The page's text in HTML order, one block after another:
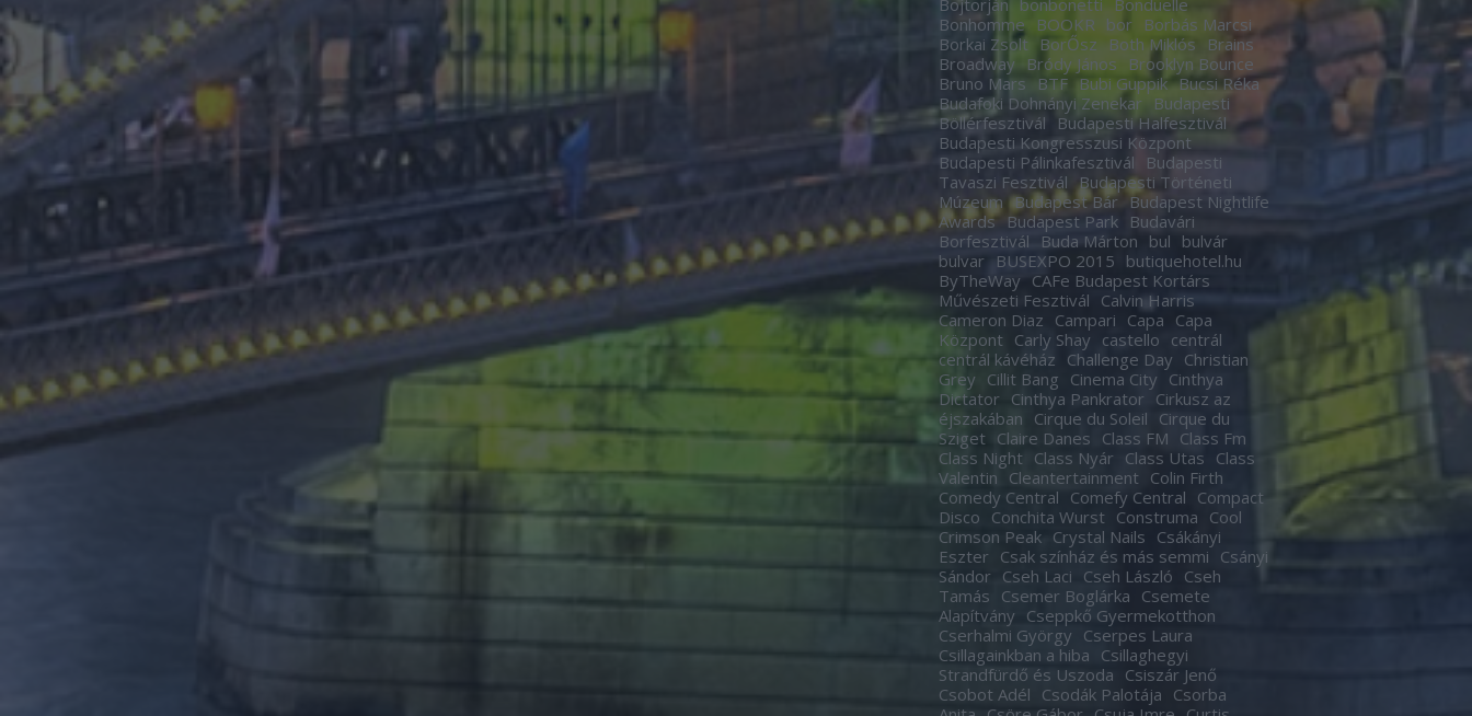
Bojtorján bonbonetti
Bonduelle
Bonhomme
BOOKR bor
Borbás Marcsi
Borkai Zsolt BorŐsz Both Miklós
Brains
Broadway
Bródy János
Brooklyn Bounce
Bruno Mars
BTF Bubi Guppik Bucsi Réka
Budafoki Dohnányi Zenekar
Budapesti
Böllérfesztivál
Budapesti Halfesztivál
Budapesti Kongresszusi Központ
Budapesti Pálinkafesztivál
Budapesti
Tavaszi Fesztivál Budapesti Történeti
Múzeum Budapest Bár Budapest Nightlife
Awards Budapest Park Budavári
Borfesztivál
Buda Márton bul bulvár
bulvar
BUSEXPO 2015 butiquehotel.hu
ByTheWay CAFe Budapest Kortárs
Művészeti Fesztivál Calvin Harris
Cameron Diaz Campari Capa Capa
Központ Carly Shay castello centrál
centrál kávéház Challenge Day Christian
Grey Cillit Bang Cinema City Cinthya
Dictator Cinthya Pankrator Cirkusz az
éjszakában Cirque du Soleil Cirque du
Sziget Claire Danes Class FM Class Fm
Class Night Class Nyár Class Utas Class
Valentin Cleantertainment Colin Firth
Comedy Central Comefy Central Compact
Disco Conchita Wurst Construma Cool
Crimson Peak Crystal Nails Csákányi
Eszter Csak színház és más semmi Csányi
Sándor Cseh Laci Cseh László Cseh
Tamás Csemer Boglárka Csemete
Alapítvány Cseppkő Gyermekotthon
Cserhalmi György Cserpes Laura
Csillagainkban a hiba Csillaghegyi
Strandfürdő és Uszoda Csiszár Jenő
Csobot Adél Csodák Palotája Csorba